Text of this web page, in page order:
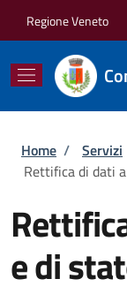
Regione Veneto
Briciole
Home / Servizi
Rettifica di dati
e di